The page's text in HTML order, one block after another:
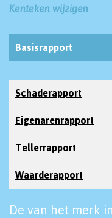
Kenteken wijzigen
Basisrapport
Schaderapport
Eigenarenrapport
Tellerrapport
Waarderapport
De van het merk